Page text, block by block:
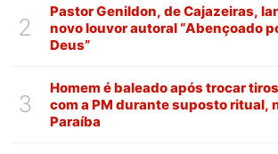
2
Pastor Genildon, de Cajazeiras,
novo louvor autoral “Abençoado
Deus”
3
Homem é baleado após trocar tiros
com a PM durante suposto ritual,
Paraíba